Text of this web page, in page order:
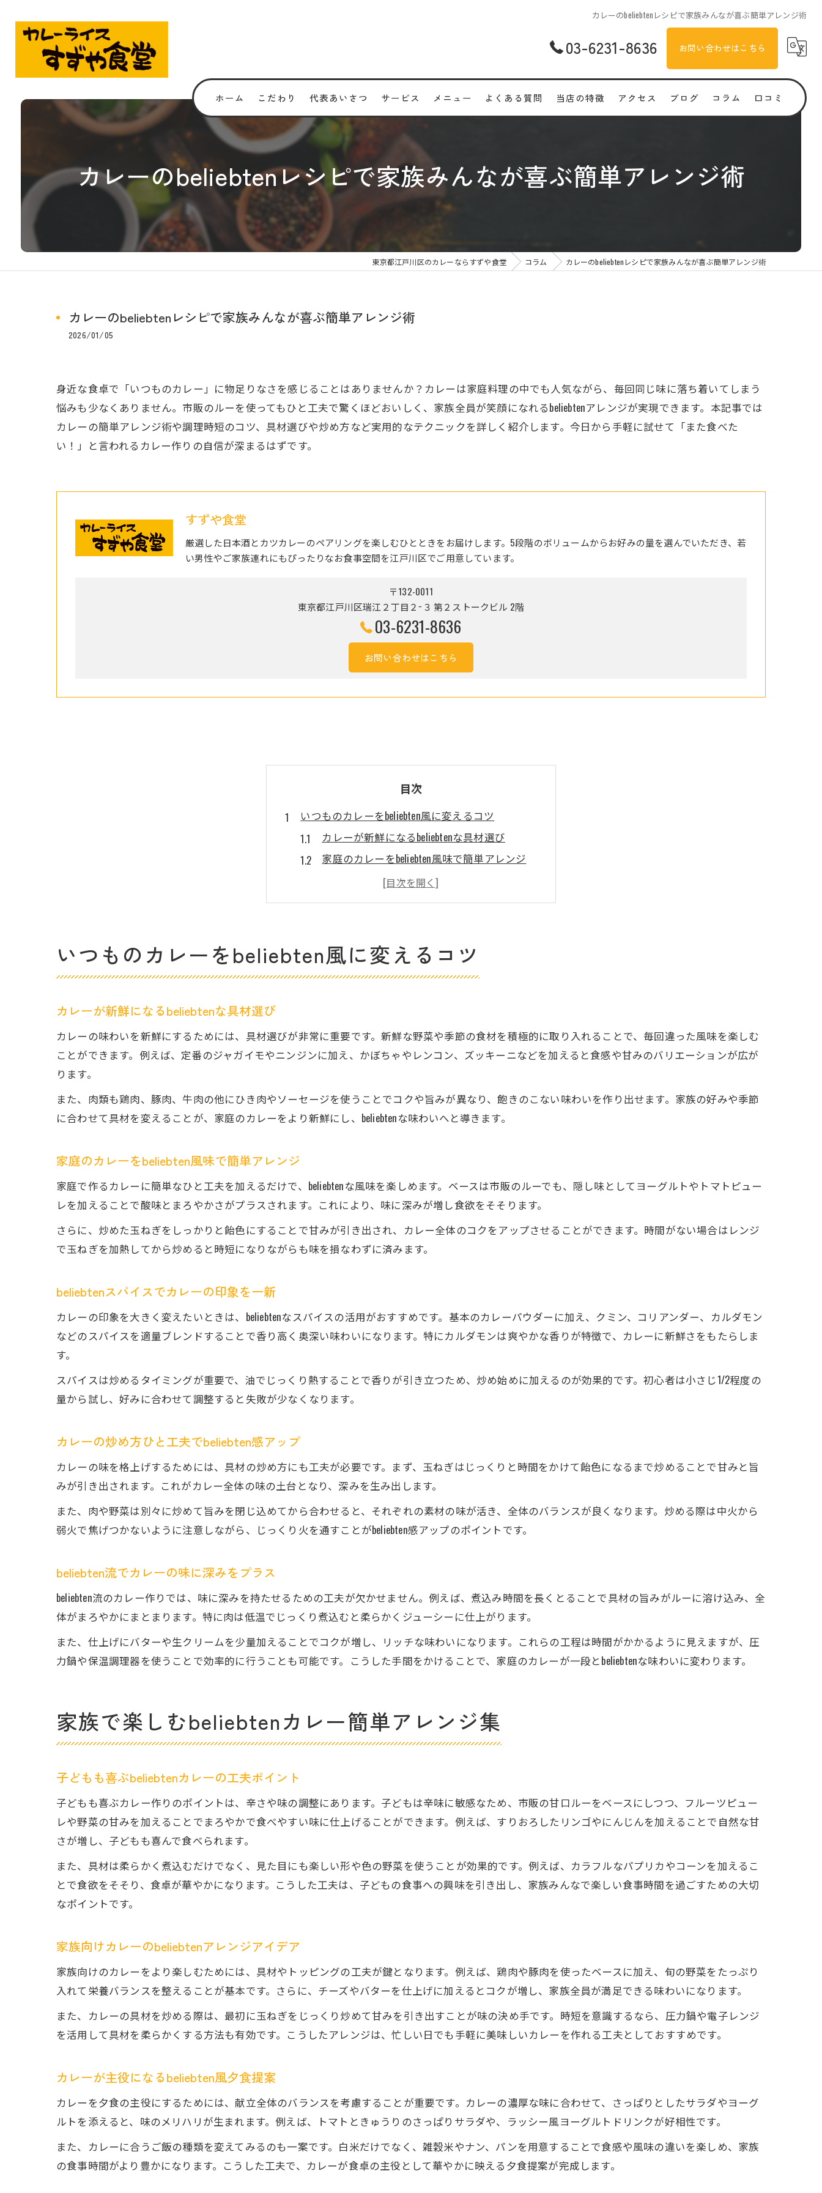
カレーのbeliebtenレシピで家族みんなが喜ぶ簡単アレンジ術
03-6231-8636 お問い合わせはこちら
ホーム こだわり 代表あいさつ サービス メニュー よくある質問 当店の特徴
ルー
トッピング
アクセス ブログ コラム 口コミ
カレーのbeliebtenレシピで家族みんなが喜ぶ簡単アレンジ術
東京都江戸川区のカレーならすずや食堂 コラム カレーのbeliebtenレシピで家族みんなが喜ぶ簡単アレンジ術
カレーのbeliebtenレシピで家族みんなが喜ぶ簡単アレンジ術
2026/01/05
身近な食卓で「いつものカレー」に物足りなさを感じることはありませんか？カレーは家庭料理の中でも人気ながら、毎回同じ味に落ち着いてしまう
悩みも少なくありません。市販のルーを使ってもひと工夫で驚くほどおいしく、家族全員が笑顔になれるbeliebtenアレンジが実現できます。本記事では
カレーの簡単アレンジ術や調理時短のコツ、具材選びや炒め方など実用的なテクニックを詳しく紹介します。今日から手軽に試せて「また食べた
い！」と言われるカレー作りの自信が深まるはずです。
すずや食堂
厳選した日本酒とカツカレーのペアリングを楽しむひとときをお届けします。5段階のボリュームからお好みの量を選んでいただき、若
い男性やご家族連れにもぴったりなお食事空間を江戸川区でご用意しています。
〒132-0011
東京都江戸川区瑞江２丁目２−３ 第２ストークビル 2階
03-6231-8636
お問い合わせはこちら
目次
いつものカレーをbeliebten風に変えるコツ
カレーが新鮮になるbeliebtenな具材選び
家庭のカレーをbeliebten風味で簡単アレンジ
beliebtenスパイスでカレーの印象を一新
カレーの炒め方ひと工夫でbeliebten感アップ
家族で楽しむbeliebtenカレー簡単アレンジ集
子どもも喜ぶbeliebtenカレーの工夫ポイント
みんなで作れるbeliebtenカレーレシピ特集
カレーの味比べでbeliebtenを発見しよう
カレーの奥深さをbeliebtenレシピで実感
beliebten風アレンジで絶品カレーを味わう
プロ直伝のbeliebtenカレー体験を家庭で
カレー作りの基本にbeliebtenをプラスする方法
カレー基本調理にbeliebtenの工夫を追加
beliebtenなひと手間でカレーがグレードアップ
カレーが簡単に変わるbeliebtenの基本技
本格派beliebtenカレーを自宅で味わう秘訣
カレーに深みを出すbeliebten調理ポイント
beliebtenを活かしたカレーの隠し味活用法
時短なのに美味しいbeliebten系カレーの作り方
時短調理でbeliebtenカレーを手軽に実現
忙しい日に助かるbeliebtenカレーの工夫
いつものカレーをbeliebten風に変えるコツ
カレーが新鮮になるbeliebtenな具材選び
カレーの味わいを新鮮にするためには、具材選びが非常に重要です。新鮮な野菜や季節の食材を積極的に取り入れることで、毎回違った風味を楽しむ
ことができます。例えば、定番のジャガイモやニンジンに加え、かぼちゃやレンコン、ズッキーニなどを加えると食感や甘みのバリエーションが広が
ります。
また、肉類も鶏肉、豚肉、牛肉の他にひき肉やソーセージを使うことでコクや旨みが異なり、飽きのこない味わいを作り出せます。家族の好みや季節
に合わせて具材を変えることが、家庭のカレーをより新鮮にし、beliebtenな味わいへと導きます。
家庭のカレーをbeliebten風味で簡単アレンジ
家庭で作るカレーに簡単なひと工夫を加えるだけで、beliebtenな風味を楽しめます。ベースは市販のルーでも、隠し味としてヨーグルトやトマトピュー
レを加えることで酸味とまろやかさがプラスされます。これにより、味に深みが増し食欲をそそります。
さらに、炒めた玉ねぎをしっかりと飴色にすることで甘みが引き出され、カレー全体のコクをアップさせることができます。時間がない場合はレンジ
で玉ねぎを加熱してから炒めると時短になりながらも味を損なわずに済みます。
beliebtenスパイスでカレーの印象を一新
カレーの印象を大きく変えたいときは、beliebtenなスパイスの活用がおすすめです。基本のカレーパウダーに加え、クミン、コリアンダー、カルダモン
などのスパイスを適量ブレンドすることで香り高く奥深い味わいになります。特にカルダモンは爽やかな香りが特徴で、カレーに新鮮さをもたらしま
す。
スパイスは炒めるタイミングが重要で、油でじっくり熱することで香りが引き立つため、炒め始めに加えるのが効果的です。初心者は小さじ1/2程度の
量から試し、好みに合わせて調整すると失敗が少なくなります。
カレーの炒め方ひと工夫でbeliebten感アップ
カレーの味を格上げするためには、具材の炒め方にも工夫が必要です。まず、玉ねぎはじっくりと時間をかけて飴色になるまで炒めることで甘みと旨
みが引き出されます。これがカレー全体の味の土台となり、深みを生み出します。
また、肉や野菜は別々に炒めて旨みを閉じ込めてから合わせると、それぞれの素材の味が活き、全体のバランスが良くなります。炒める際は中火から
弱火で焦げつかないように注意しながら、じっくり火を通すことがbeliebten感アップのポイントです。
beliebten流でカレーの味に深みをプラス
beliebten流のカレー作りでは、味に深みを持たせるための工夫が欠かせません。例えば、煮込み時間を長くとることで具材の旨みがルーに溶け込み、全
体がまろやかにまとまります。特に肉は低温でじっくり煮込むと柔らかくジューシーに仕上がります。
また、仕上げにバターや生クリームを少量加えることでコクが増し、リッチな味わいになります。これらの工程は時間がかかるように見えますが、圧
力鍋や保温調理器を使うことで効率的に行うことも可能です。こうした手間をかけることで、家庭のカレーが一段とbeliebtenな味わいに変わります。
家族で楽しむbeliebtenカレー簡単アレンジ集
子どもも喜ぶbeliebtenカレーの工夫ポイント
子どもも喜ぶカレー作りのポイントは、辛さや味の調整にあります。子どもは辛味に敏感なため、市販の甘口ルーをベースにしつつ、フルーツピュー
レや野菜の甘みを加えることでまろやかで食べやすい味に仕上げることができます。例えば、すりおろしたリンゴやにんじんを加えることで自然な甘
さが増し、子どもも喜んで食べられます。
また、具材は柔らかく煮込むだけでなく、見た目にも楽しい形や色の野菜を使うことが効果的です。例えば、カラフルなパプリカやコーンを加えるこ
とで食欲をそそり、食卓が華やかになります。こうした工夫は、子どもの食事への興味を引き出し、家族みんなで楽しい食事時間を過ごすための大切
なポイントです。
家族向けカレーのbeliebtenアレンジアイデア
家族向けのカレーをより楽しむためには、具材やトッピングの工夫が鍵となります。例えば、鶏肉や豚肉を使ったベースに加え、旬の野菜をたっぷり
入れて栄養バランスを整えることが基本です。さらに、チーズやバターを仕上げに加えるとコクが増し、家族全員が満足できる味わいになります。
また、カレーの具材を炒める際は、最初に玉ねぎをじっくり炒めて甘みを引き出すことが味の決め手です。時短を意識するなら、圧力鍋や電子レンジ
を活用して具材を柔らかくする方法も有効です。こうしたアレンジは、忙しい日でも手軽に美味しいカレーを作れる工夫としておすすめです。
カレーが主役になるbeliebten風夕食提案
カレーを夕食の主役にするためには、献立全体のバランスを考慮することが重要です。カレーの濃厚な味に合わせて、さっぱりとしたサラダやヨーグ
ルトを添えると、味のメリハリが生まれます。例えば、トマトときゅうりのさっぱりサラダや、ラッシー風ヨーグルトドリンクが好相性です。
また、カレーに合うご飯の種類を変えてみるのも一案です。白米だけでなく、雑穀米やナン、パンを用意することで食感や風味の違いを楽しめ、家族
の食事時間がより豊かになります。こうした工夫で、カレーが食卓の主役として華やかに映える夕食提案が完成します。
お気軽にお問い合わせください
お気軽にお問い合わせください